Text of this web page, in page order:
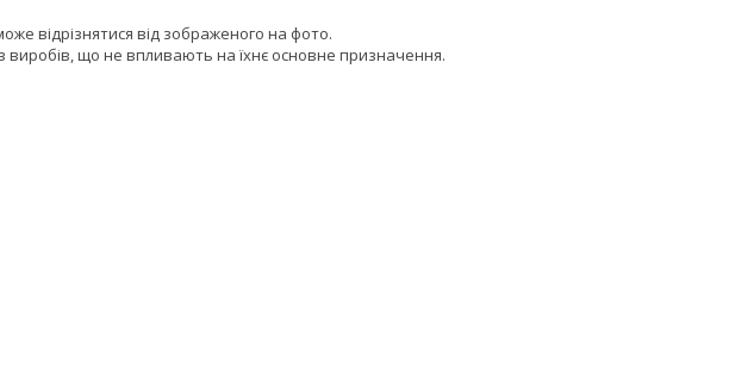
відрізнятися від зображеного на фото.
що не впливають на їхнє основне призначення.